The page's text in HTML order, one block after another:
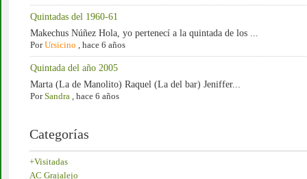
Quintadas del 1960-61
Makechus Núñez Hola, yo pertenecí a la quintada de los ...
PorUrsicino , hace 6 años
Quintada del año 2005
Marta (La de Manolito) Raquel (La del bar) Jeniffer...
PorSandra , hace 6 años
Categorías
+Visitadas
AC Grajalejo